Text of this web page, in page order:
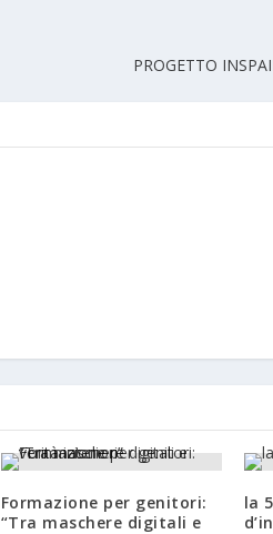
PROGETTO
Formazione per genitori:
“Tra maschere digitali e
la